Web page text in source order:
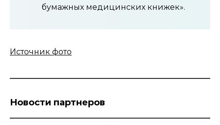
бумажных медицинских книжек».
Источник фото
Новости партнеров